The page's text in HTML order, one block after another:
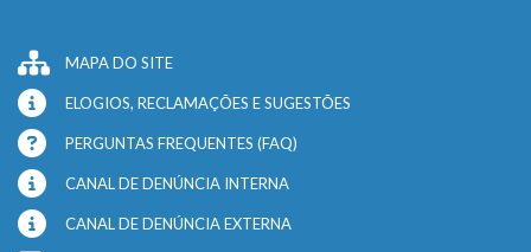
MAPA DO SITE
ELOGIOS, RECLAMAÇÕES E SUGESTÕES
PERGUNTAS FREQUENTES (FAQ)
CANAL DE DENÚNCIA INTERNA
CANAL DE DENÚNCIA EXTERNA